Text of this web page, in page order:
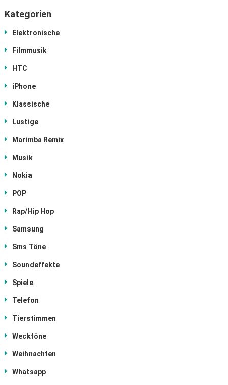
Kategorien
Elektronische
Filmmusik
HTC
iPhone
Klassische
Lustige
Marimba Remix
Musik
Nokia
POP
Rap/Hip Hop
Samsung
Sms Töne
Soundeffekte
Spiele
Telefon
Tierstimmen
Wecktöne
Weihnachten
Whatsapp